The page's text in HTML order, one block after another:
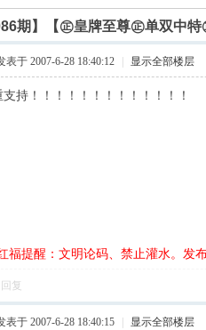
期】【㊣皇牌至尊㊣单双中
表于 2007-6-28 18:40:12 显示全部楼层
支持！！！！！！！！！！！！！
福提醒：文明论码、禁止灌水。发
回复
表于 2007-6-28 18:40:15 显示全部楼层